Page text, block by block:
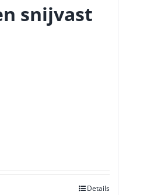
snijvast
Details